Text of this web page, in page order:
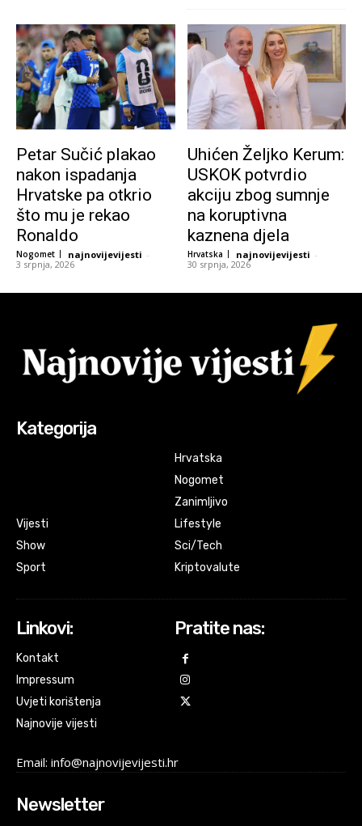
Petar Sučić plakao
nakon ispadanja
Hrvatske pa otkrio
što mu je rekao
Ronaldo
Nogomet najnovijevijesti -
3 srpnja, 2026
Uhićen Željko Kerum:
USKOK potvrdio
akciju zbog sumnje
na koruptivna
kaznena djela
Hrvatska najnovijevijesti -
30 srpnja, 2026
Kategorija
Vijesti
Show
Sport
Hrvatska
Nogomet
Zanimljivo
Lifestyle
Sci/Tech
Kriptovalute
Linkovi:
Kontakt
Impressum
Uvjeti korištenja
Najnovije vijesti
Pratite nas:
Email: info@najnovijevijesti.hr
Newsletter